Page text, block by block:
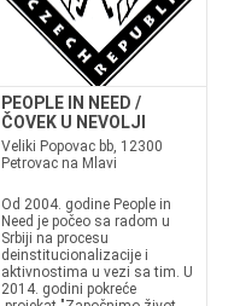
PEOPLE IN NEED /
ČOVEK U NEVOLJI
Veliki Popovac bb, 12300
Petrovac na Mlavi
Od 2004. godine People in
Need je počeo sa radom u
Srbiji na procesu
deinstitucionalizacije i
aktivnostima u vezi sa tim. U
2014. godini pokreće